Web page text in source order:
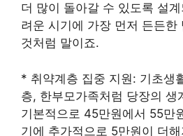
더 많이 돌아갈 수 있도록 설
려운 시기에 가장 먼저 든든한
것처럼 말이죠.
* 취약계층 집중 지원: 기초생
층, 한부모가족처럼 당장의 생
기본적으로 45만원에서 55만
기에 추가적으로 5만원이 더